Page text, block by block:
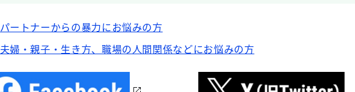
パートナーからの暴力にお悩みの方
夫婦・親子・生き方、職場の人間関係などにお悩みの方